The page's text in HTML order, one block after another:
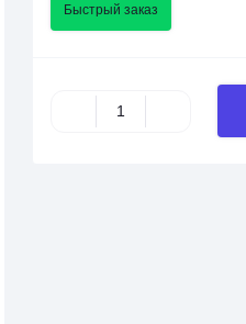
Быстрый заказ